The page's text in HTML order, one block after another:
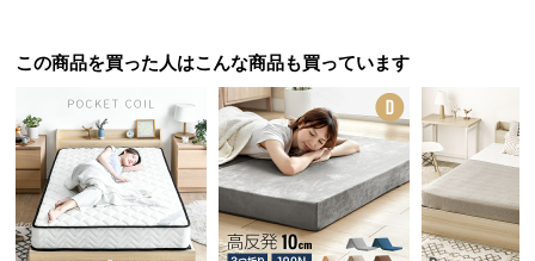
商
品
の
配
送
この商品を買った人はこんな商品も買っています